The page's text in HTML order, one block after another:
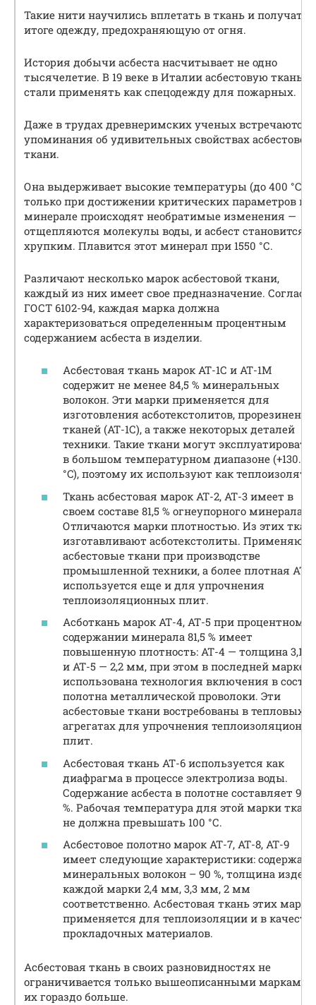
Такие нити научились вплетать в ткань и получать
итоге одежду, предохраняющую от огня.
История добычи асбеста насчитывает не одно
тысячелетие. В 19 веке в Италии асбестовую ткань
стали применять как спецодежду для пожарных.
Даже в трудах древнеримских ученых встречаются
упоминания об удивительных свойствах асбестовой
ткани.
Она выдерживает высокие температуры (до 400 °С),
только при достижении критических параметров в
минерале происходят необратимые изменения —
отщепляются молекулы воды, и асбест становится
хрупким. Плавится этот минерал при 1550 °С.
Различают несколько марок асбестовой ткани,
каждый из них имеет свое предназначение.
ГОСТ 6102-94, каждая марка должна
характеризоваться определенным процентным
содержанием асбеста в изделии.
Асбестовая ткань марок АТ-1С и АТ-1М
содержит не менее 84,5 % минеральных
волокон. Эти марки применяется для
изготовления асботекстолитов,
тканей (АТ-1С), а также некоторых деталей
техники. Такие ткани могут
в большом температурном диапазоне
°C), поэтому их используют как
Ткань асбестовая марок АТ-2, АТ-3 имеет в
своем составе 81,5 % огнеупорного минерала.
Отличаются марки плотностью. Из этих
изготавливают асботекстолиты.
асбестовые ткани при производстве
промышленной техники, а более плотная АТ-3
используется еще и для упрочнения
теплоизоляционных плит.
Асботкань марок АТ-4, АТ-5 при процентном
содержании минерала 81,5 % имеет
повышенную плотность: АТ-4 — толщина 3,1
и АТ-5 — 2,2 мм, при этом в последней марке
использована технология включения в состав
полотна металлической проволоки. Эти
асбестовые ткани востребованы в тепловых
агрегатах для упрочнения
плит.
Асбестовая ткань АТ-6 используется как
диафрагма в процессе электролиза воды.
Содержание асбеста в полотне составляет 95,0
%. Рабочая температура для этой марки ткани
не должна превышать 100 °С.
Асбестовое полотно марок АТ-7, АТ-8, АТ-9
имеет следующие характеристики:
минеральных волокон – 90 %, толщина
каждой марки 2,4 мм, 3,3 мм, 2 мм
соответственно. Асбестовая ткань этих марок
применяется для теплоизоляции и в
прокладочных материалов.
Асбестовая ткань в своих разновидностях не
ограничивается только вышеописанными марками,
их гораздо больше.